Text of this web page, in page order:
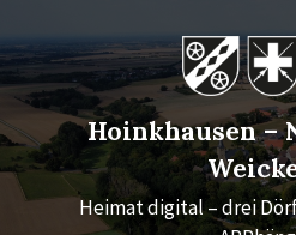
content
main
navigation
footer
Hoinkhausen –
Heimat digital – drei